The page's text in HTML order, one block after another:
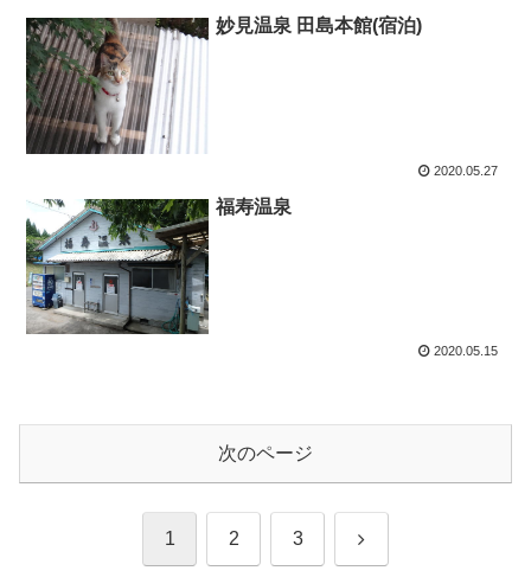
妙見温泉 田島本館(宿泊)
2020.05.27
福寿温泉
2020.05.15
次のページ
1 2 3